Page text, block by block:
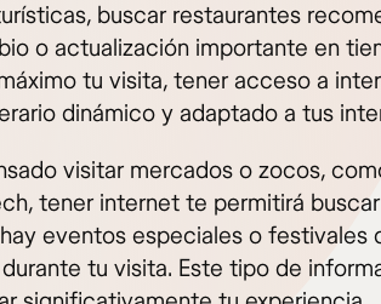
buscar restaurantes
o actualización importante en
tu visita, tener acceso a
dinámico y adaptado a tus
visitar mercados o zocos,
tener internet te permitirá
eventos especiales o festivales
tu visita. Este tipo de